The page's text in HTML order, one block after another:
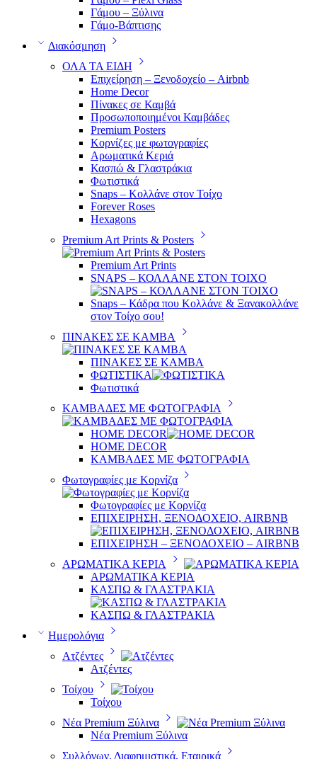
Γάμου – Ξύλινα
Γάμο-Βάπτισης
Διακόσμηση
ΟΛΑ ΤΑ ΕΙΔΗ
Επιχείρηση – Ξενοδοχείο – Airbnb
Home Decor
Πίνακες σε Καμβά
Προσωποποιημένοι Καμβάδες
Premium Posters
Κορνίζες με φωτογραφίες
Αρωματικά Κεριά
Κασπώ & Γλαστράκια
Φωτιστικά
Snaps – Κολλάνε στον Τοίχο
Forever Roses
Hexagons
Premium Art Prints & Posters
Premium Art Prints
SNAPS – ΚΟΛΛΑΝΕ ΣΤΟΝ ΤΟΙΧΟ
Snaps – Κάδρα που Κολλάνε & Ξανακολλάνε
στον Τοίχο σου!
ΠΙΝΑΚΕΣ ΣΕ ΚΑΜΒΑ
ΠΙΝΑΚΕΣ ΣΕ ΚΑΜΒΑ
ΦΩΤΙΣΤΙΚΑ
Φωτιστικά
ΚΑΜΒΑΔΕΣ ΜΕ ΦΩΤΟΓΡΑΦΙΑ
HOME DECOR
HOME DECOR
ΚΑΜΒΑΔΕΣ ΜΕ ΦΩΤΟΓΡΑΦΙΑ
Φωτογραφίες με Κορνίζα
Φωτογραφίες με Κορνίζα
ΕΠΙΧΕΙΡΗΣΗ, ΞΕΝΟΔΟΧΕΙΟ, AIRBNB
ΕΠΙΧΕΙΡΗΣΗ – ΞΕΝΟΔΟΧΕΙΟ – AIRBNB
ΑΡΩΜΑΤΙΚΑ ΚΕΡΙΑ
ΑΡΩΜΑΤΙΚΑ ΚΕΡΙΑ
ΚΑΣΠΩ & ΓΛΑΣΤΡΑΚΙΑ
ΚΑΣΠΩ & ΓΛΑΣΤΡΑΚΙΑ
Ημερολόγια
Ατζέντες
Ατζέντες
Τοίχου
Τοίχου
Νέα Premium Ξύλινα
Νέα Premium Ξύλινα
Συλλόγων, Διαφημιστικά, Εταιρικά